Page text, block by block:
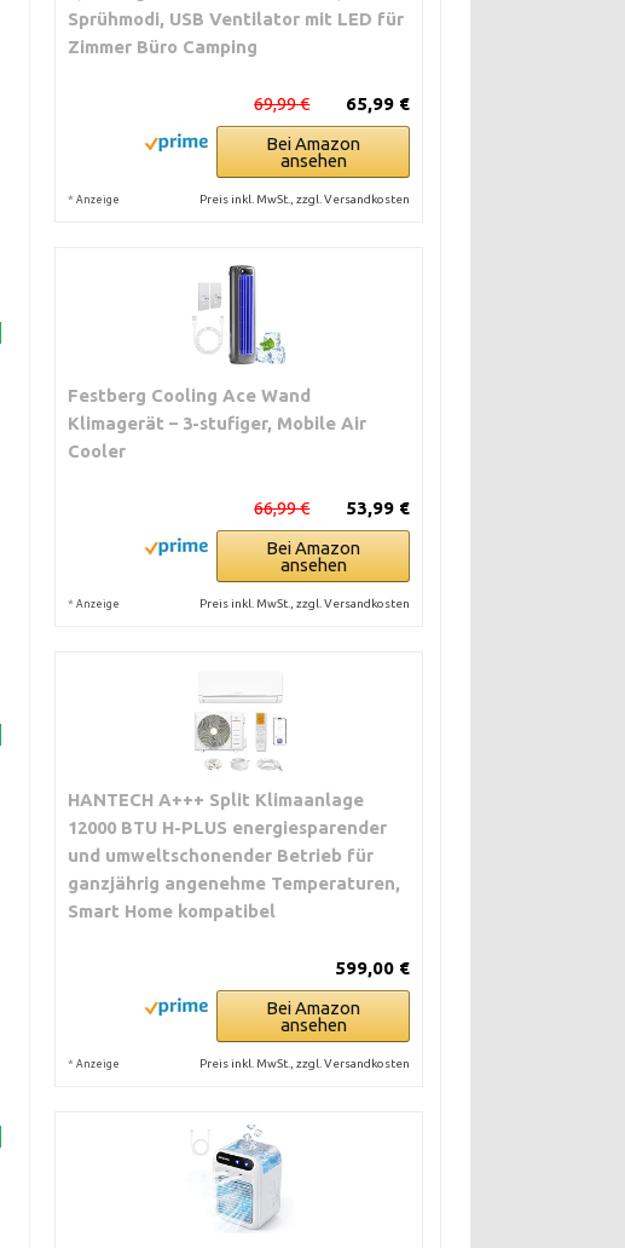
Sprühmodi, USB Ventilator mit LED für
Zimmer Büro Camping
65,99 €
69,99 €
Bei Amazon
ansehen
* Anzeige Preis inkl. MwSt., zzgl. Versandkosten
Festberg Cooling Ace Wand
Klimagerät – 3-stufiger, Mobile Air
Cooler
53,99 €
66,99 €
Bei Amazon
ansehen
* Anzeige Preis inkl. MwSt., zzgl. Versandkosten
HANTECH A+++ Split Klimaanlage
12000 BTU H-PLUS energiesparender
und umweltschonender Betrieb für
ganzjährig angenehme Temperaturen,
Smart Home kompatibel
599,00 €
Bei Amazon
ansehen
* Anzeige Preis inkl. MwSt., zzgl. Versandkosten